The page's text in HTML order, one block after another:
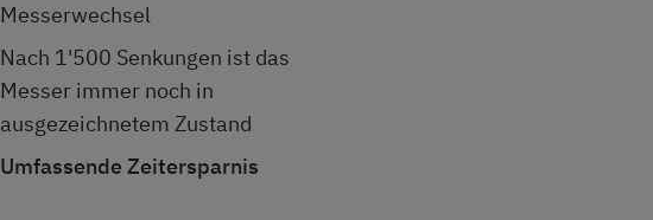
Messerwechsel
Nach 1'500 Senkungen ist das
Messer immer noch in
ausgezeichnetem Zustand
Umfassende Zeitersparnis